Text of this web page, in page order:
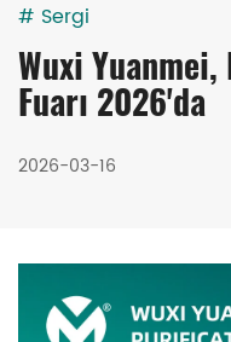
# Sergi
Wuxi Yuanmei,
Fuarı 2026'da
2026-03-16